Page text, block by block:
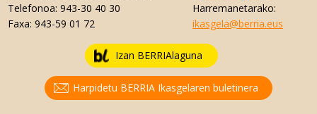
Telefonoa: 943-30 40 30
Faxa: 943-59 01 72
Harremanetarako:
ikasgela@berria.eus
Izan BERRIAlaguna
Harpidetu BERRIA Ikasgelaren buletinera